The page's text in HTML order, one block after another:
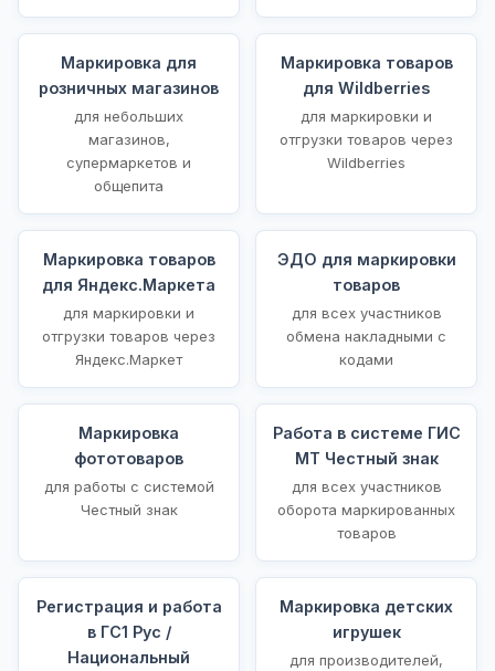
Маркировка для
розничных магазинов
для небольших
магазинов,
супермаркетов и
общепита
Маркировка товаров
для Wildberries
для маркировки и
отгрузки товаров через
Wildberries
Маркировка товаров
для Яндекс.Маркета
для маркировки и
отгрузки товаров через
Яндекс.Маркет
ЭДО для маркировки
товаров
для всех участников
обмена накладными с
кодами
Маркировка
фототоваров
для работы с системой
Честный знак
Работа в системе ГИС
МТ Честный знак
для всех участников
оборота маркированных
товаров
Регистрация и работа
в ГС1 Рус /
Национальный
Маркировка детских
игрушек
для производителей,